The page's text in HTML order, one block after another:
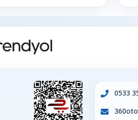
0533